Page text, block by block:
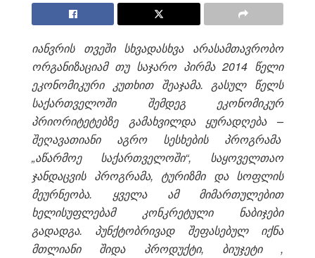
იანვრის თვეში სხვადასხვა არასამთავრობო
ორგანიზაციამ თუ საჯარო პირმა 2014 წელი
ეკონომიკური კუთხით შეაჯამა. გასულ წელს
საქართველოში შემდეგ ეკონომიკურ
პრიორიტეტებზე გამახვილდა ყურადღება –
შეღავათიანი აგრო სესხების პროგრამა
„აწარმოე საქართველოში“, საყოველთაო
ჯანდაცვის პროგრამა, ტურიზმი და სოფლის
მეურნეობა. ყველა ამ მიმართულებით
ხელისუფლებამ კონკრეტული ნაბიჯები
გადადგა. პუნქტობრივად შეფასებულ იქნა
მთლიანი შიდა პროდუქტი, ბიუჯეტი ,